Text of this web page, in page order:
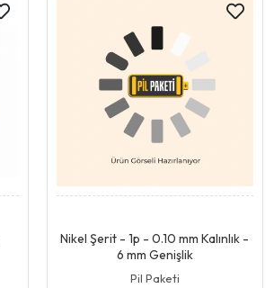
Nikel Şerit - 1p - 0.10 mm Kalınlık -
6 mm Genişlik
Pil Paketi